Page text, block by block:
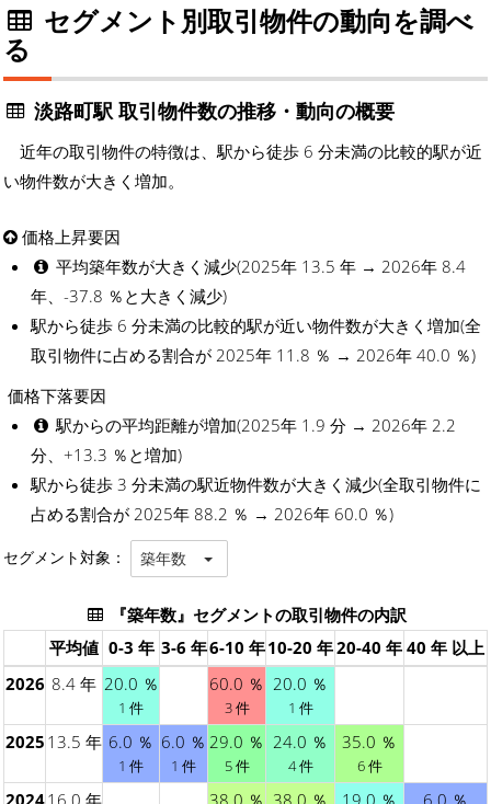
セグメント別取引物件の動向を調べ
る
淡路町駅 取引物件数の推移・動向の概要
近年の取引物件の特徴は、駅から徒歩 6 分未満の比較的駅が近
い物件数が大きく増加。
価格上昇要因
平均築年数が大きく減少(2025年 13.5 年 → 2026年 8.4
年、-37.8 ％と大きく減少)
駅から徒歩 6 分未満の比較的駅が近い物件数が大きく増加(全
取引物件に占める割合が 2025年 11.8 ％ → 2026年 40.0 ％)
価格下落要因
駅からの平均距離が増加(2025年 1.9 分 → 2026年 2.2
分、+13.3 ％と増加)
駅から徒歩 3 分未満の駅近物件数が大きく減少(全取引物件に
占める割合が 2025年 88.2 ％ → 2026年 60.0 ％)
セグメント対象： 築年数
『築年数』セグメントの取引物件の内訳
平均値 0-3 年 3-6 年6-10 年10-20 年20-40 年 40 年 以上
2026 8.4 年 20.0 ％
1 件
60.0 ％
3 件
20.0 ％
1 件
2025 13.5 年 6.0 ％
1 件
6.0 ％
1 件
29.0 ％
5 件
24.0 ％
4 件
35.0 ％
6 件